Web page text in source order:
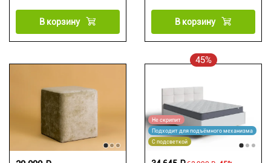
В корзину В корзину
45%
Не скрипит
Подходит для подъёмного механизма
С подсветкой